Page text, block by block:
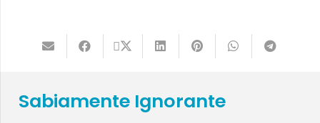
Sabiamente Ignorante